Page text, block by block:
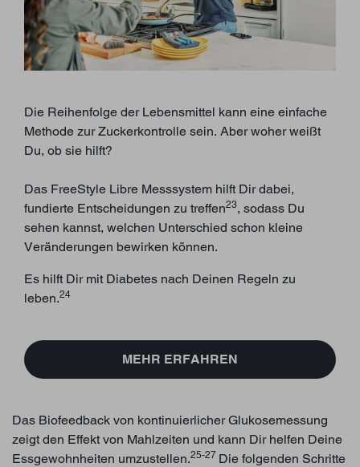
Die Reihenfolge der Lebensmittel kann eine einfache
Methode zur Zuckerkontrolle sein. Aber woher weißt
Du, ob sie hilft?
Das FreeStyle Libre Messsystem hilft Dir dabei,
fundierte Entscheidungen zu treffen23, sodass Du
sehen kannst, welchen Unterschied schon kleine
Veränderungen bewirken können.
Es hilft Dir mit Diabetes nach Deinen Regeln zu
leben.24
MEHR ERFAHREN
Das Biofeedback von kontinuierlicher Glukosemessung
zeigt den Effekt von Mahlzeiten und kann Dir helfen Deine
Essgewohnheiten umzustellen.25-27 Die folgenden Schritte